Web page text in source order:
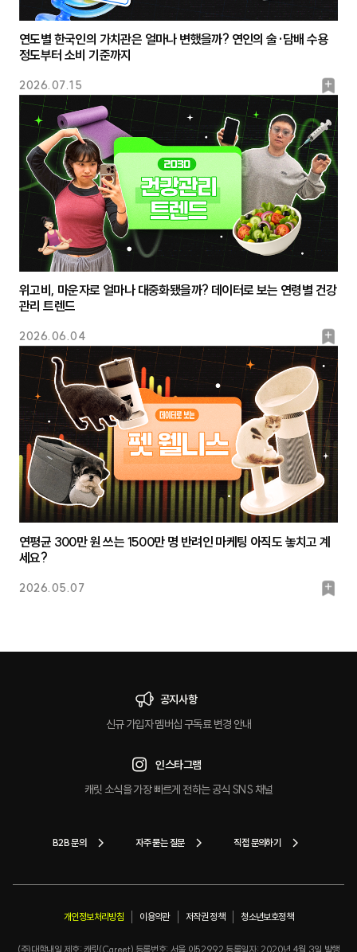
2026.07.15
북
마
크
연도별 한국인의 가치관은 얼마나 변했을까? 연인의 술·담배 수용
정도부터 소비 기준까지
2026.06.04
북
마
크
위고비, 마운자로 얼마나 대중화됐을까? 데이터로 보는 연령별 건강
관리 트렌드
2026.05.07
북
연평균 300만 원 쓰는 1500만 명 반려인 마케팅 아직도 놓치고 계
세요?
공지사항
신규 가입자 멤버십 구독료 변경 안내
인스타그램
캐릿 소식을 가장 빠르게 전하는 공식 SNS 채널
B2B 문의 자주 묻는 질문 직접 문의하기
개인정보처리방침 이용약관 저작권 정책 청소년보호정책
(주)대학내일 제호: 캐릿(Careet) 등록번호: 서울 아52992 등록일자: 2020년 4월 3일 발행